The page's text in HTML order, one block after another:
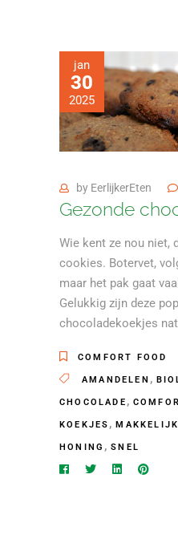
jan
30
2025
by EerlijkerEten
Gezonde
Wie kent ze nou niet,
cookies. Botervet,
maar het pak gaat
Gelukkig zijn deze
chocoladekoekjes
COMFORT FOOD
AMANDELEN ,
CHOCOLADE ,
KOEKJES ,MAKKELIJK
HONING ,SNEL